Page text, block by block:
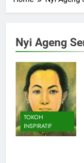
Nyi Ageng
TOKOH
INSPIRATIF